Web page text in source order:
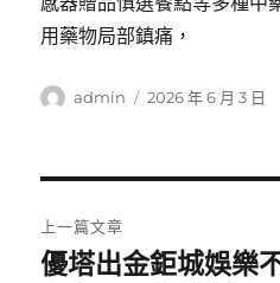
用藥物局部鎮痛，
作
admin
發
2026 年 6 月 3 日
章
上一篇文章
上
優塔出金鉅城娛樂